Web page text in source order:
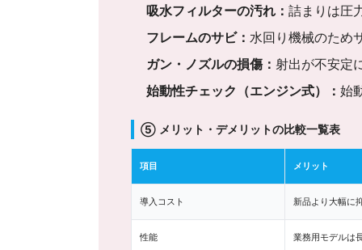
吸水フィルターの汚れ：詰まりは圧
フレームのサビ：水回り機械のため
ガン・ノズルの損傷： 射出が不安定
始動性チェック（エンジン式）：始
⑤ メリット・デメリットの比較一覧表
項目 メリット
導入コスト 新品より大幅に
性能 業務用モデルは